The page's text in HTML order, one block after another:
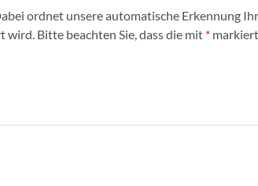
ordnet unsere automatische Erkennung
Bitte beachten Sie, dass die mit *